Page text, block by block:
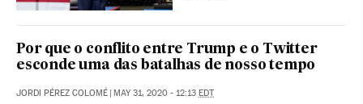
Por que o conflito entre Trump e o Twitter
esconde uma das batalhas de nosso tempo
JORDI PÉREZ COLOMÉ | MAY 31, 2020 - 12:13 EDT